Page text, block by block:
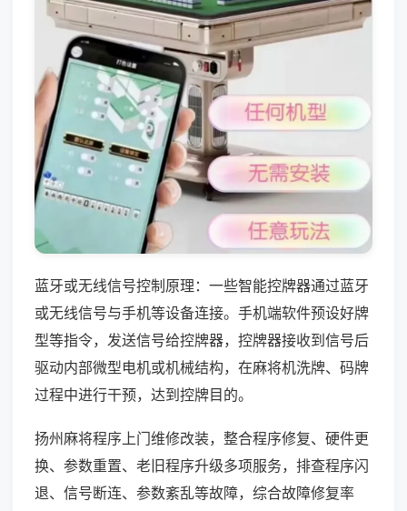
蓝牙或无线信号控制原理：一些智能控牌器通过蓝牙
或无线信号与手机等设备连接。手机端软件预设好牌
型等指令，发送信号给控牌器，控牌器接收到信号后
驱动内部微型电机或机械结构，在麻将机洗牌、码牌
过程中进行干预，达到控牌目的。
扬州麻将程序上门维修改装，整合程序修复、硬件更
换、参数重置、老旧程序升级多项服务，排查程序闪
退、信号断连、参数紊乱等故障，综合故障修复率